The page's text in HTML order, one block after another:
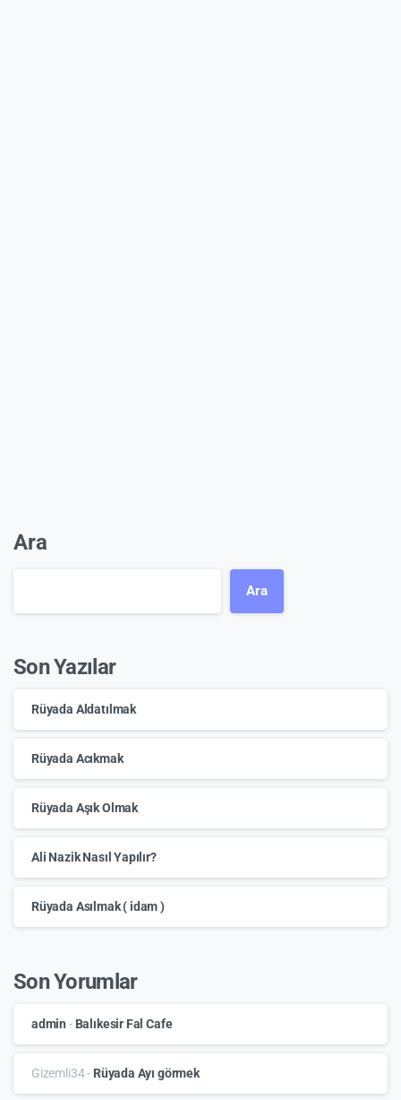
Ara
Ara
Son Yazılar
Rüyada Aldatılmak
Rüyada Acıkmak
Rüyada Aşık Olmak
Ali Nazik Nasıl Yapılır?
Rüyada Asılmak ( idam )
Son Yorumlar
admin - Balıkesir Fal Cafe
Gizemli34- Rüyada Ayı görmek